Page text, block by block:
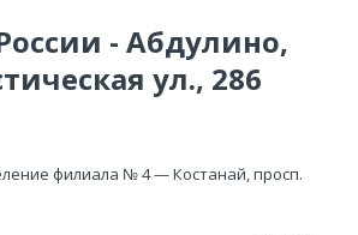
- Абдулино,
ул., 286
филиала № 4 — Костанай, просп.